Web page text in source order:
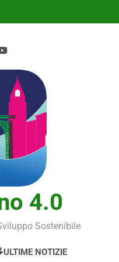
4.0
Sostenibile
ULTIME NOTIZIE